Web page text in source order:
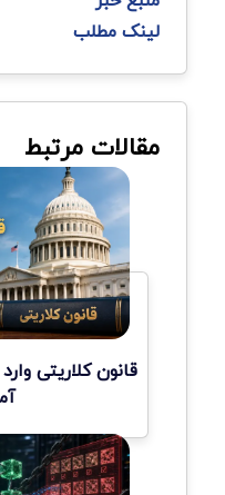
لینک مطلب
مقالات مرتبط
قانون کلاریتی